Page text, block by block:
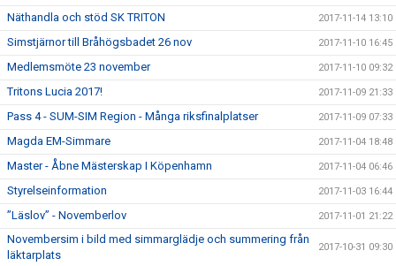
Näthandla och stöd SK TRITON 2017-11-14 13:10
Simstjärnor till Bråhögsbadet 26 nov 2017-11-10 16:45
Medlemsmöte 23 november 2017-11-10 09:32
Tritons Lucia 2017! 2017-11-09 21:33
Pass 4 - SUM-SIM Region - Många riksfinalplatser 2017-11-09 07:33
Magda EM-Simmare 2017-11-04 18:48
Master - Åbne Mästerskap I Köpenhamn 2017-11-04 06:46
Styrelseinformation 2017-11-03 16:44
”Läslov” - Novemberlov 2017-11-01 21:22
Novembersim i bild med simmarglädje och summering från
läktarplats
2017-10-31 09:30